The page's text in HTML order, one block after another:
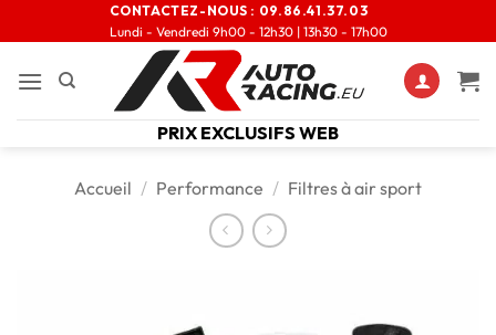
CONTACTEZ-NOUS : 09.86.41.37.03
Lundi - Vendredi 9h00 - 12h30 | 13h30 - 17h00
PRIX EXCLUSIFS WEB
Accueil / Performance / Filtres à air sport